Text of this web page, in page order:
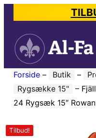
Forside – Butik –
Rygsække 15"
–
24 Rygsæk 15″
Tilbud!